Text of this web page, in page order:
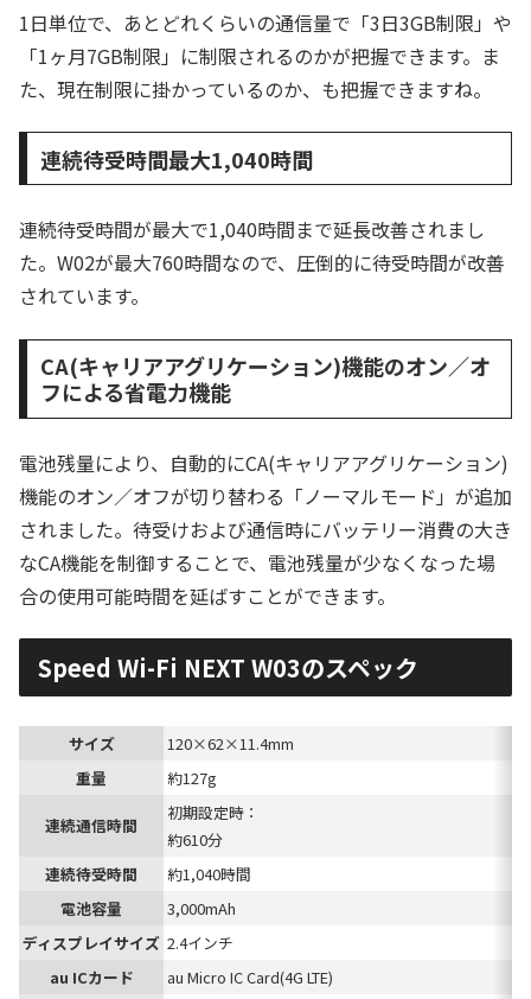
1日単位で、あとどれくらいの通信量で「3日3GB制限」や
「1ヶ月7GB制限」に制限されるのかが把握できます。ま
た、現在制限に掛かっているのか、も把握できますね。
連続待受時間最大1,040時間
連続待受時間が最大で1,040時間まで延長改善されまし
た。W02が最大760時間なので、圧倒的に待受時間が改善
されています。
CA(キャリアアグリケーション)機能のオン／オ
フによる省電力機能
電池残量により、自動的にCA(キャリアアグリケーション)
機能のオン／オフが切り替わる「ノーマルモード」が追加
されました。待受けおよび通信時にバッテリー消費の大き
なCA機能を制御することで、電池残量が少なくなった場
合の使用可能時間を延ばすことができます。
Speed Wi-Fi NEXT W03のスペック
サイズ
120×62×11.4mm
重量
約127g
連続通信時間
初期設定時：
約610分
連続待受時間
約1,040時間
電池容量
3,000mAh
ディスプレイサイズ 2.4インチ
au ICカード
au Micro IC Card(4G LTE)